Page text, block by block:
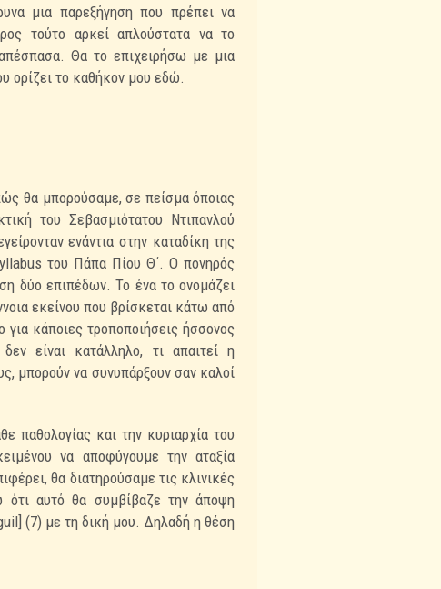
μια παρεξήγηση που πρέπει να
τούτο αρκεί απλούστατα να το
Θα το επιχειρήσω με μια
ορίζει το καθήκον μου εδώ.
θα μπορούσαμε, σε πείσμα όποιας
του Σεβασμιότατου Ντιπανλού
ενάντια στην καταδίκη της
του Πάπα Πίου Θ΄. Ο πονηρός
δύο επιπέδων. Το ένα το ονομάζει
εκείνου που βρίσκεται κάτω από
κάποιες τροποποιήσεις ήσσονος
είναι κατάλληλο, τι απαιτεί η
μπορούν να συνυπάρξουν σαν καλοί
παθολογίας και την κυριαρχία του
να αποφύγουμε την αταξία
θα διατηρούσαμε τις κλινικές
αυτό θα συμβίβαζε την άποψη
(7) με τη δική μου. Δηλαδή η θέση